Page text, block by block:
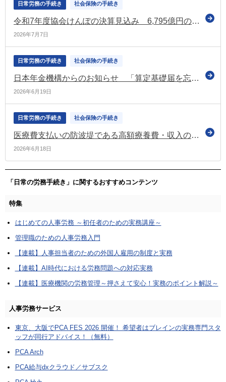
日常労務の手続き 社会保険の手続き
令和7年度協会けんぽの決算見込み 6,795億円の黒字の見込み
2026年7月7日
日常労務の手続き 社会保険の手続き
日本年金機構からのお知らせ 「算定基礎届を忘れずにご提出ください」などの情報を掲載（令和8年6月号）
2026年6月19日
日常労務の手続き 社会保険の手続き
医療費支払いの防波堤である高額療養費・収入の命綱である傷病手当金 協会けんぽがコラムで紹介
2026年6月18日
「日常の労務手続き」に関するおすすめコンテンツ
特集
はじめての人事労務 ～初任者のための実務講座～
管理職のための人事労務入門
【連載】人事担当者のための外国人雇用の制度と実務
【連載】AI時代における労務問題への対応実務
【連載】医療機関の労務管理～押さえて安心！実務のポイント解説～
人事労務サービス
東京、大阪でPCA FES 2026 開催！ 希望者はブレインの実務専門スタ
ッフが同行アドバイス！（無料）
PCA Arch
PCA給与dxクラウド／サブスク